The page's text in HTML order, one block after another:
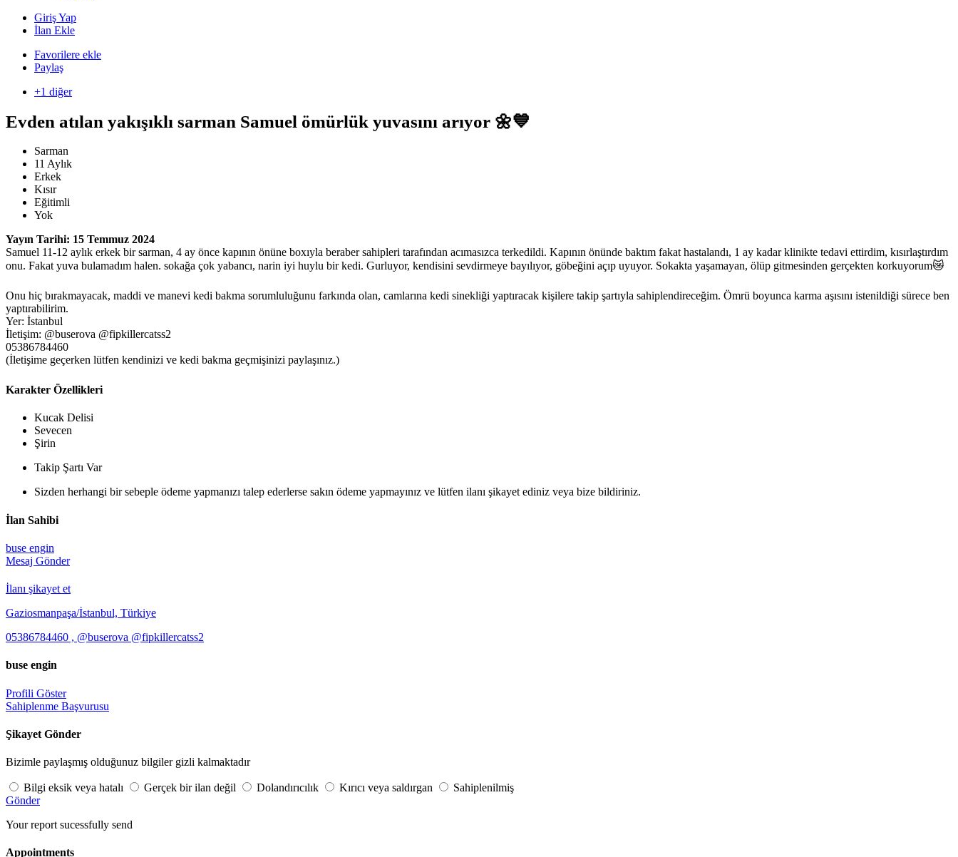
Giriş Yap
İlan Ekle
Favorilere ekle
Paylaş
+1 diğer
Evden atılan yakışıklı sarman Samuel ömürlük yuvasını arıyor 🌼💙
Sarman
11 Aylık
Erkek
Kısır
Eğitimli
Yok
Yayın Tarihi: 15 Temmuz 2024
Samuel 11-12 aylık erkek bir sarman, 4 ay önce kapının önüne boxıyla beraber sahipleri tarafından acımasızca terkedildi. Kapının önünde baktım fakat hastalandı, 1 ay kadar klinikte tedavi ettirdim, kısırlaştırdım
onu. Fakat yuva bulamadım halen. sokağa çok yabancı, narin iyi huylu bir kedi. Gurluyor, kendisini sevdirmeye bayılıyor, göbeğini açıp uyuyor. Sokakta yaşamayan, ölüp gitmesinden gerçekten korkuyorum😿
Onu hiç bırakmayacak, maddi ve manevi kedi bakma sorumluluğunu farkında olan, camlarına kedi sinekliği yaptıracak kişilere takip şartıyla sahiplendireceğim. Ömrü boyunca karma aşısını istenildiği sürece ben
yaptırabilirim.
Yer: İstanbul
İletişim: @buserova @fipkillercatss2
05386784460
(İletişime geçerken lütfen kendinizi ve kedi bakma geçmişinizi paylaşınız.)
Karakter Özellikleri
Kucak Delisi
Sevecen
Şirin
Takip Şartı Var
Sizden herhangi bir sebeple ödeme yapmanızı talep ederlerse sakın ödeme yapmayınız ve lütfen ilanı şikayet ediniz veya bize bildiriniz.
İlan Sahibi
buse engin
Mesaj Gönder
İlanı şikayet et
Gaziosmanpaşa/İstanbul, Türkiye
05386784460 , @buserova @fipkillercatss2
buse engin
Profili Göster
Sahiplenme Başvurusu
Şikayet Gönder
Bizimle paylaşmış olduğunuz bilgiler gizli kalmaktadır
Bilgi eksik veya hatalı Gerçek bir ilan değil Dolandırıcılık Kırıcı veya saldırgan
Sahiplenilmiş
Gönder
Your report sucessfully send
Appointments